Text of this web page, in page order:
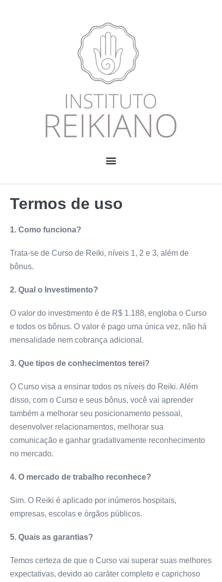
Termos de uso
1. Como funciona?
Trata-se de Curso de Reiki, níveis 1, 2 e 3, além de
bônus.
2. Qual o Investimento?
O valor do investimento é de R$ 1.188, engloba o Curso
e todos os bônus. O valor é pago uma única vez, não há
mensalidade nem cobrança adicional.
3. Que tipos de conhecimentos terei?
O Curso visa a ensinar todos os níveis do Reiki. Além
disso, com o Curso e seus bônus, você vai aprender
também a melhorar seu posicionamento pessoal,
desenvolver relacionamentos, melhorar sua
comunicação e ganhar gradativamente reconhecimento
no mercado.
4. O mercado de trabalho reconhece?
Sim. O Reiki é aplicado por inúmeros hospitais,
empresas, escolas e órgãos públicos.
5. Quais as garantias?
Temos certeza de que o Curso vai superar suas melhores
expectativas, devido ao caráter completo e caprichoso